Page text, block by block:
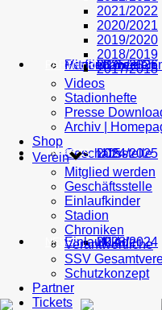
U16
U15
U14
Performance
2025/2026
2024/2025
2023/2024
Mitglied werden
Geschäftsstelle
Einlaufkinder
PARTNER
TICKETS
NEWS
2021/2022
2020/2021
2019/2020
2018/2019
2017/2018
Videos
Stadionhefte
Presse
Archiv |
Shop
Verein
Mitglied werden
Geschäftsstelle
Einlaufkinder
Stadion
Chroniken
Verantwortliche
SSV
Schutzkonzept
Partner
Tickets